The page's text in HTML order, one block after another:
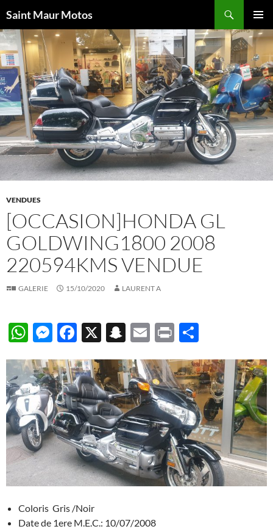
au
contenu
Saint Maur Motos
MENU
VENDUES
[OCCASION]HONDA GL
GOLDWING1800 2008
220594KMS VENDUE
GALERIE 15/10/2020 LAURENT A
W
at
s
A
p
p
M
se
n
g
er
F
e
b
o
o
k
X
S
a
p
c
h
at
E
ail
P
nt ta
g
er
Coloris Gris /Noir
Date de 1ere M.E.C.: 10/07/2008